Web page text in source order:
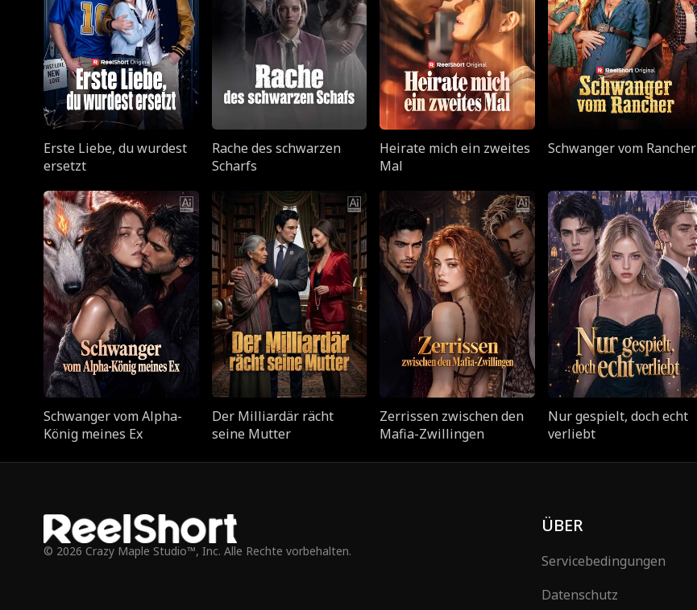
Erste Liebe, du wurdest
ersetzt
Rache des schwarzen
Scharfs
Heirate mich ein zweites
Mal
Schwanger vom Rancher
Schwanger vom Alpha-
König meines Ex
Der Milliardär rächt
seine Mutter
Zerrissen zwischen den
Mafia-Zwillingen
Nur gespielt, doch echt
verliebt
© 2026 Crazy Maple Studio™, Inc. Alle Rechte vorbehalten.
ÜBER
Servicebedingungen
Datenschutz